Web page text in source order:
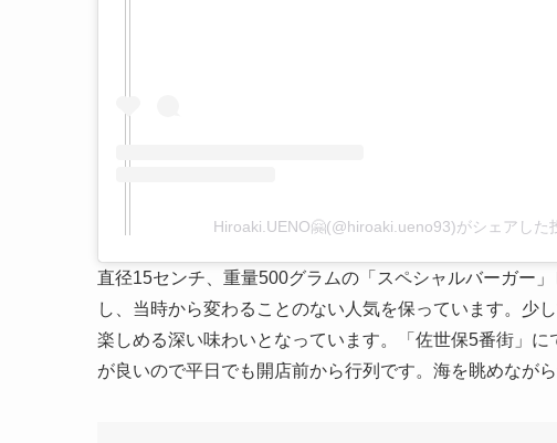
Hiroaki.UENO🤗(@hiroaki.ueno93)がシェアした
直径15センチ、重量500グラムの「スペシャルバーガー
し、当時から変わることのない人気を保っています。少
楽しめる深い味わいとなっています。「佐世保5番街」
が良いので平日でも開店前から行列です。海を眺めなが